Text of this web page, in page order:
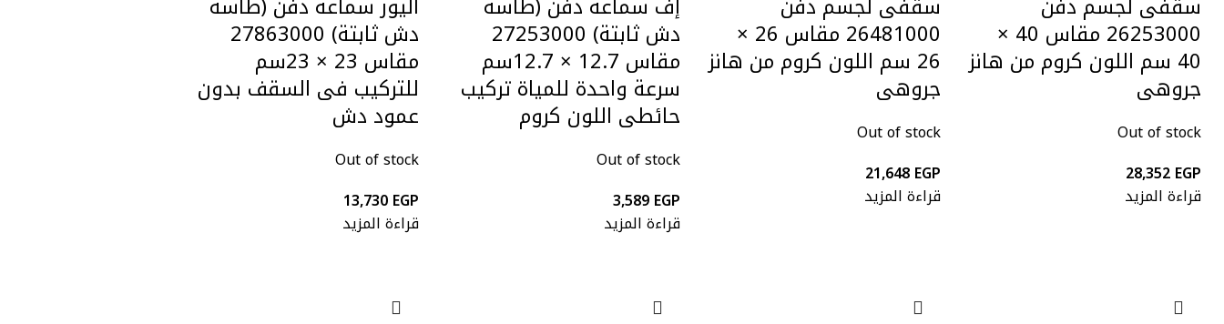
26253000 مقاس 40 ×
40 سم اللون كروم من هانز
جروهى
Out of stock
28,352EGP
قراءة المزيد
26481000 مقاس 26 ×
26 سم اللون كروم من هانز
جروهى
Out of stock
21,648EGP
قراءة المزيد
دش ثابتة) 27253000
مقاس 12.7 × 12.7سم
سرعة واحدة للمياة تركيب
حائطى اللون كروم
Out of stock
3,589EGP
قراءة المزيد
دش ثابتة) 27863000
مقاس 23 × 23سم
للتركيب فى السقف بدون
عمود دش
Out of stock
13,730EGP
قراءة المزيد